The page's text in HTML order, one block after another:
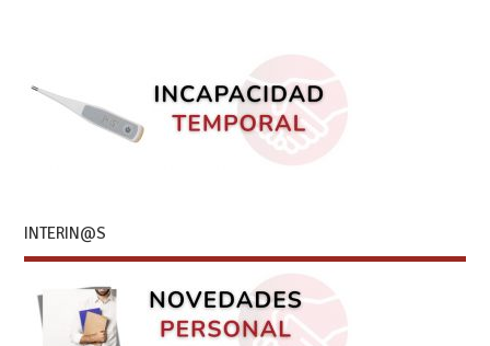
INTERIN@S